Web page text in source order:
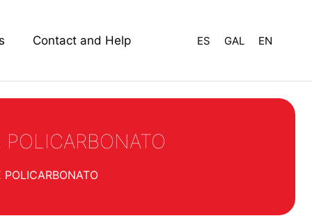
Contact and Help ES GAL EN